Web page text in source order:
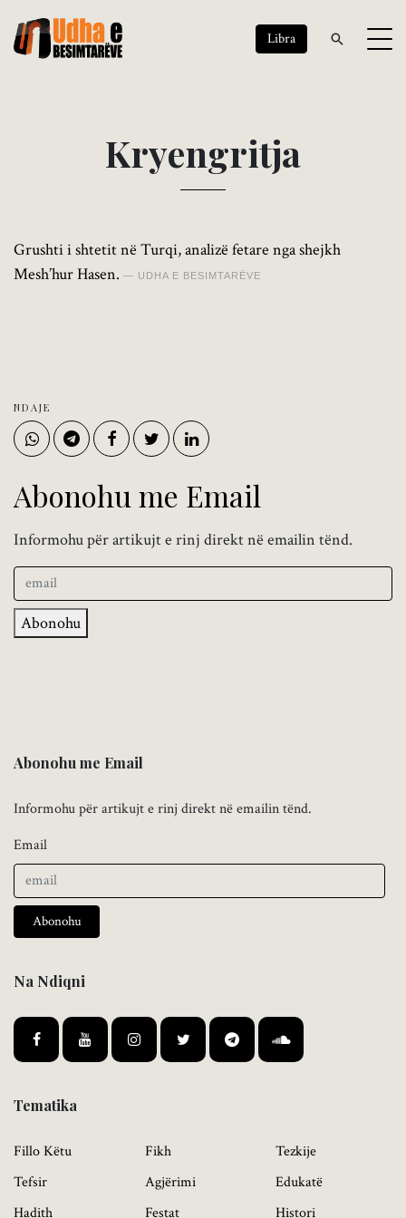
Libra
Kryengritja
Grushti i shtetit në Turqi, analizë fetare nga shejkh
Mesh’hur Hasen.
UDHA E BESIMTARËVE
NDAJE
Abonohu me Email
Informohu për artikujt e rinj direkt në emailin tënd.
Abonohu
Abonohu me Email
Informohu për artikujt e rinj direkt në emailin tënd.
Email
Abonohu
Na Ndiqni
Tematika
Fillo Këtu
Tefsir
Hadith
Fikh
Agjërimi
Festat
Tezkije
Edukatë
Histori